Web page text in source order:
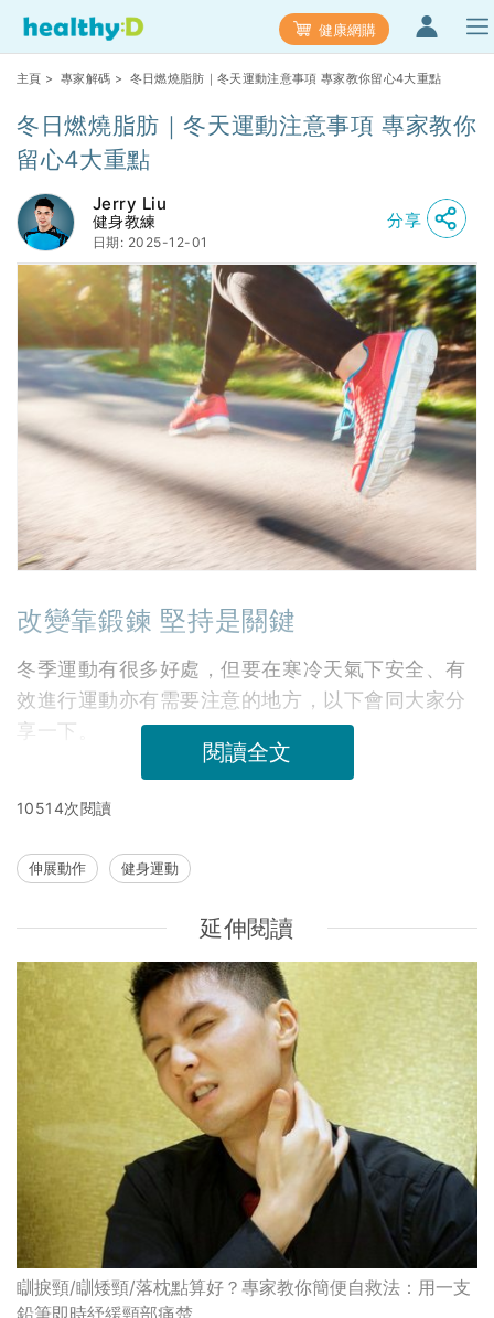
健康網購
主頁 > 專家解碼 > 冬日燃燒脂肪｜冬天運動注意事項 專家教你留心4大重點
冬日燃燒脂肪｜冬天運動注意事項 專家教你
留心4大重點
Jerry Liu
健身教練
日期: 2025-12-01
分享
改變靠鍛鍊 堅持是關鍵
冬季運動有很多好處，但要在寒冷天氣下安全、有
效進行運動亦有需要注意的地方，以下會同大家分
享一下。
閱讀全文
10514次閱讀
伸展動作 健身運動
延伸閱讀
瞓捩頸/瞓矮頸/落枕點算好？專家教你簡便自救法：用一支